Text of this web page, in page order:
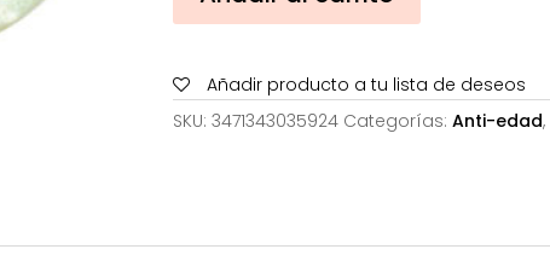
AbsoluCaviar
Regeneradora
50
Añadir producto a tu lista de deseos
SKU: 3471343035924 Categorías: Anti-edad,